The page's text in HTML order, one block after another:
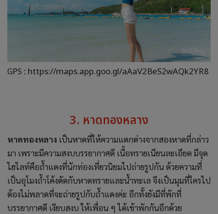
GPS : https://maps.app.goo.gl/aAaV2BeS2wAQk2YR8
3. หาดทองหลาง
หาดทองหลาง เป็นหาดที่ให้ความแตกต่างจากสองหาดที่กล่าว
มา เพราะมีความสงบบรรยากาศดี เนื้อทรายเนียนละเอียด มีจุด
ไฮไลท์คือถ้ำแดงที่นักท่องเที่ยวนิยมไปถ่ายรูปกัน ด้วยความที่
เป็นอุโมงถ้ำโค้งตัดกับหาดทรายและน้ำทะเล จึงเป็นมุมที่ใครไป
ต้องไม่พลาดที่จะถ่ายรูปกับถ้ำแดงค่ะ อีกทั้งยังมีที่พักที่
บรรยากาศดี เงียบสงบ ให้เพื่อน ๆ ได้เข้าพักกันอีกด้วย